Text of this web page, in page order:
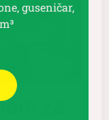
za
guseničar,